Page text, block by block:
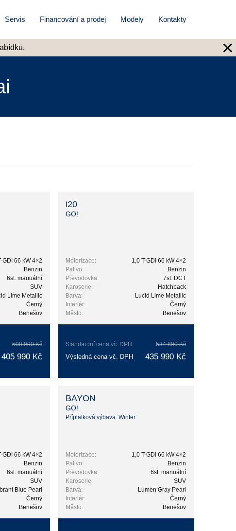
Servis Financování a prodej Modely Kontakty
×
GDI 66 kW 4×2
Benzin
6st. manuální
SUV
Lime Metallic
Černý
Benešov
500 990 Kč
405 990 Kč
i20
GO!
Motorizace:
1,0 T-GDI 66 kW 4×2
Palivo:
Benzin
Převodovka:
7st. DCT
Karoserie:
Hatchback
Barva:
Lucid Lime Metallic
Interiér:
Černý
Město:
Benešov
Standardní cena vč. DPH 534 890 Kč
Výsledná cena vč. DPH 435 990 Kč
GDI 66 kW 4×2
Benzin
6st. manuální
SUV
Blue Pearl
Černý
Benešov
BAYON
GO!
Příplatková výbava: Winter
Motorizace:
1,0 T-GDI 66 kW 4×2
Palivo:
Benzin
Převodovka:
6st. manuální
Karoserie:
SUV
Barva:
Lumen Gray Pearl
Interiér:
Černý
Město:
Benešov